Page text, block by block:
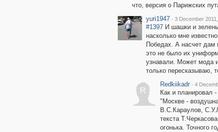
что, версия о Парижских
yuri1947 · 3 December
#1397И шашки и
насколько мне
Победах. А насчет дам
это не было их
узнавали. Может мода
только пересказываю,
R
Redkiikadr · 4
Как и планировал
"Москве -
В.С.Караулов,
текста
огонька. Точного